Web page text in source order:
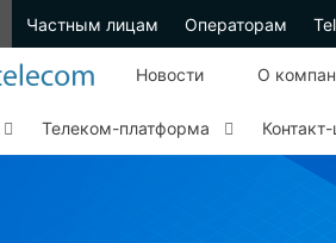
Частным лицам Операторам
Новости О
Телеком-платформа